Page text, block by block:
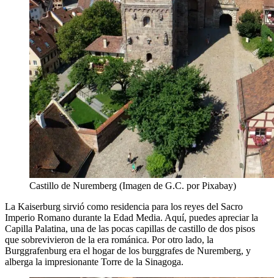
Castillo de Nuremberg (Imagen de G.C. por Pixabay)
La Kaiserburg sirvió como residencia para los reyes del Sacro
Imperio Romano durante la Edad Media. Aquí, puedes apreciar la
Capilla Palatina, una de las pocas capillas de castillo de dos pisos
que sobrevivieron de la era románica. Por otro lado, la
Burggrafenburg era el hogar de los burggrafes de Nuremberg, y
alberga la impresionante Torre de la Sinagoga.